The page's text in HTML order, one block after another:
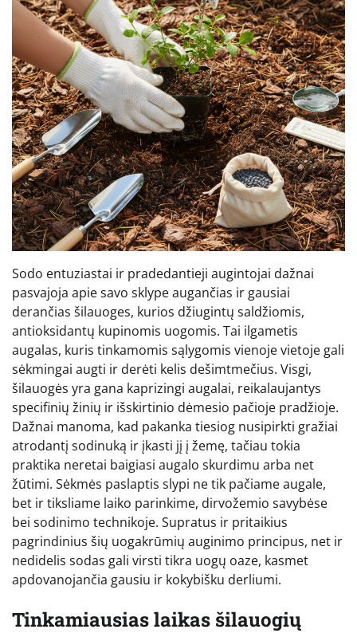
Sodo entuziastai ir pradedantieji augintojai dažnai
pasvajoja apie savo sklype augančias ir gausiai
derančias šilauoges, kurios džiugintų saldžiomis,
antioksidantų kupinomis uogomis. Tai ilgametis
augalas, kuris tinkamomis sąlygomis vienoje vietoje gali
sėkmingai augti ir derėti kelis dešimtmečius. Visgi,
šilauogės yra gana kaprizingi augalai, reikalaujantys
specifinių žinių ir išskirtinio dėmesio pačioje pradžioje.
Dažnai manoma, kad pakanka tiesiog nusipirkti gražiai
atrodantį sodinuką ir įkasti jį į žemę, tačiau tokia
praktika neretai baigiasi augalo skurdimu arba net
žūtimi. Sėkmės paslaptis slypi ne tik pačiame augale,
bet ir tiksliame laiko parinkime, dirvožemio savybėse
bei sodinimo technikoje. Supratus ir pritaikius
pagrindinius šių uogakrūmių auginimo principus, net ir
nedidelis sodas gali virsti tikra uogų oaze, kasmet
apdovanojančia gausiu ir kokybišku derliumi.
Tinkamiausias laikas šilauogių